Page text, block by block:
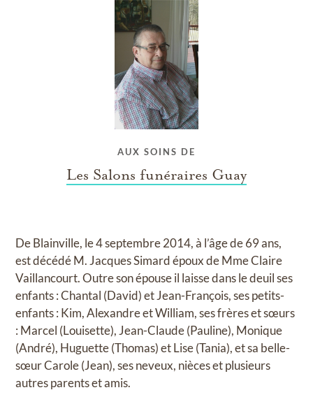
AUX SOINS DE
Les Salons funéraires Guay
De Blainville, le 4 septembre 2014, à l’âge de 69 ans,
est décédé M. Jacques Simard époux de Mme Claire
Vaillancourt. Outre son épouse il laisse dans le deuil ses
enfants : Chantal (David) et Jean-François, ses petits-
enfants : Kim, Alexandre et William, ses frères et sœurs
: Marcel (Louisette), Jean-Claude (Pauline), Monique
(André), Huguette (Thomas) et Lise (Tania), et sa belle-
sœur Carole (Jean), ses neveux, nièces et plusieurs
autres parents et amis.